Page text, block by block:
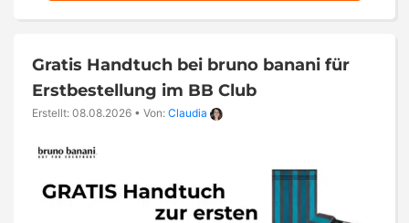
Gratis Handtuch bei bruno banani für
Erstbestellung im BB Club
Erstellt: 08.08.2026 • Von: Claudia